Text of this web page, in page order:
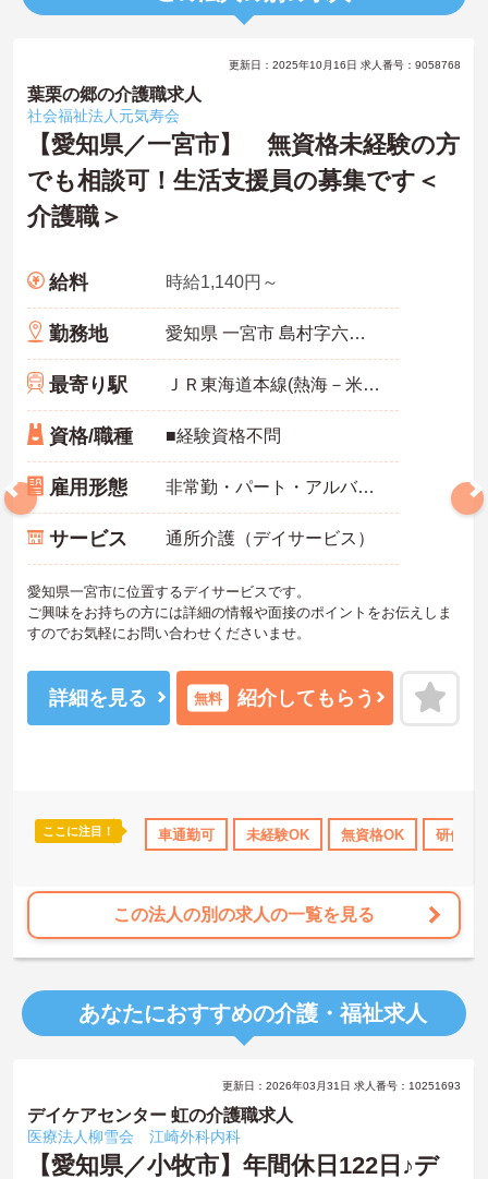
・補助 研修制度あり 産休･育休･介護休暇取得実績あり ボー
更新日：2025年10月16日 求人番号：9058768
葉栗の郷の介護職求人
社会福祉法人元気寿会
【愛知県／一宮市】 無資格未経験の方
でも相談可！生活支援員の募集です＜
介護職＞
給料 時給1,140円～
勤務地 愛知県 一宮市 島村字六反田60
最寄り駅 ＪＲ東海道本線(熱海－米原)「木曽川駅」バス・車10分
資格/職種 ■経験資格不問
雇用形態 非常勤・パート・アルバイト
サービス 通所介護（デイサービス）
愛知県一宮市に位置するデイサービスです。
ご興味をお持ちの方には詳細の情報や面接のポイントをお伝えしま
すのでお気軽にお問い合わせくださいませ。
詳細を見る 無料 紹介してもらう
ここに注目！ 車通勤可 未経験OK 無資格OK 研修制
この法人の別の求人の一覧を見る
あなたにおすすめの介護・福祉求人
更新日：2026年03月31日 求人番号：10251693
デイケアセンター 虹の介護職求人
医療法人柳雪会 江崎外科内科
【愛知県／小牧市】年間休日122日♪デ